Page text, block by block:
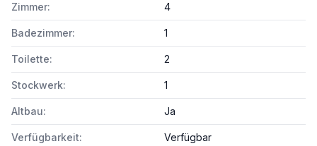
Zimmer: 4
Badezimmer: 1
Toilette: 2
Stockwerk: 1
Altbau: Ja
Verfügbarkeit: Verfügbar